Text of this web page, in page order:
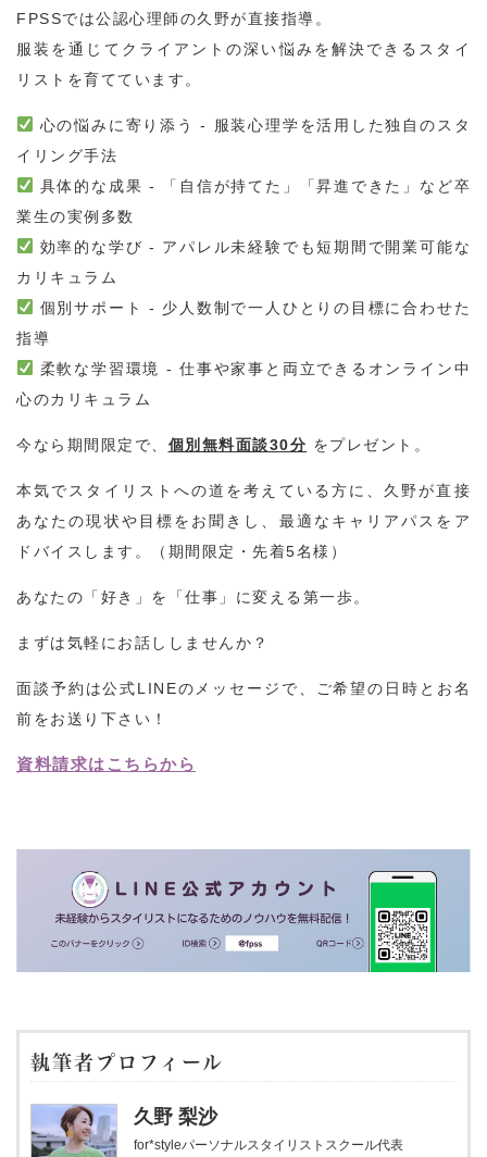
FPSSでは公認心理師の久野が直接指導。
服装を通じてクライアントの深い悩みを解決できるスタイ
リストを育てています。
心の悩みに寄り添う - 服装心理学を活用した独自のスタ
イリング手法
具体的な成果 - 「自信が持てた」「昇進できた」など卒
業生の実例多数
効率的な学び - アパレル未経験でも短期間で開業可能な
カリキュラム
個別サポート - 少人数制で一人ひとりの目標に合わせた
指導
柔軟な学習環境 - 仕事や家事と両立できるオンライン中
心のカリキュラム
今なら期間限定で、 個別無料面談30分 をプレゼント。
本気でスタイリストへの道を考えている方に、久野が直接
あなたの現状や目標をお聞きし、最適なキャリアパスをア
ドバイスします。（期間限定・先着5名様）
あなたの「好き」を「仕事」に変える第一歩。
まずは気軽にお話ししませんか？
面談予約は公式LINEのメッセージで、ご希望の日時とお名
前をお送り下さい！
資料請求はこちらから
執筆者プロフィール
久野 梨沙
for*styleパーソナルスタイリストスクール代表